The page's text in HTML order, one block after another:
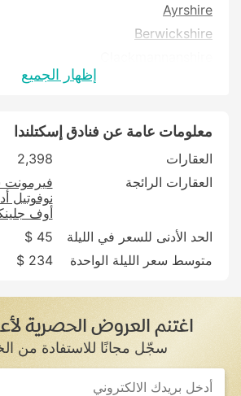
Ayrshire
Berwickshire
Dumfries and Galloway
East Lothian
Falkirk
Fife
Moray
North Lanarkshire
Scotland Islands
Scottish Borders
Shetland Islands
South Lanarkshire
إظهار الجميع
معلومات عامة عن فنادق إسكتلندا
العقارات
2,398
العقارات الرائجة
فيرمونت
نوفوتيل
أوف
الحد الأدنى للسعر في الليلة
45 $
متوسط سعر الليلة الواحدة
234 $
اغتنم العروض الحصرية
سجّل مجانًا للاستفادة من
If
you